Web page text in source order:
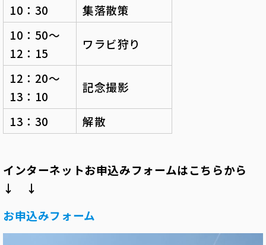
10：30
集落散策
10：50～
12：15
ワラビ狩り
12：20～
13：10
記念撮影
13：30 解散
インターネットお申込みフォームはこちらから
↓ ↓
お申込みフォーム